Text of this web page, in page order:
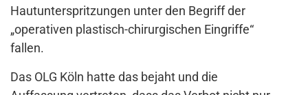
Hautunterspritzungen unter den Begriff der
„operativen plastisch-chirurgischen Eingriffe“
fallen.
Das OLG Köln hatte das bejaht und die